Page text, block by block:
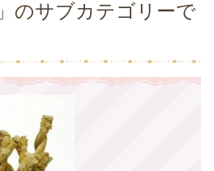
のサブカテゴリーで